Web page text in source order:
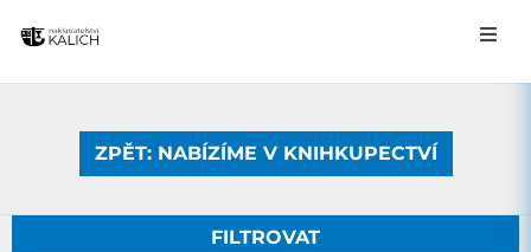
ZPĚT: NABÍZÍME V KNIHKUPECTVÍ
FILTROVAT